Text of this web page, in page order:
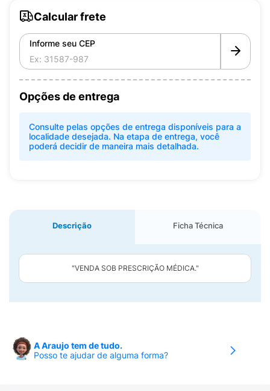
Calcular frete
Informe seu CEP
Opções de entrega
Consulte pelas opções de entrega disponíveis para a
localidade desejada. Na etapa de entrega, você
poderá decidir de maneira mais detalhada.
Descrição Ficha Técnica
"VENDA SOB PRESCRIÇÃO MÉDICA."
A Araujo tem de tudo.
Posso te ajudar de alguma forma?